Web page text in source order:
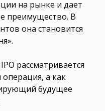
на рынке и дает
преимущество. В
она становится
рассматривается
операция, а как
будущее